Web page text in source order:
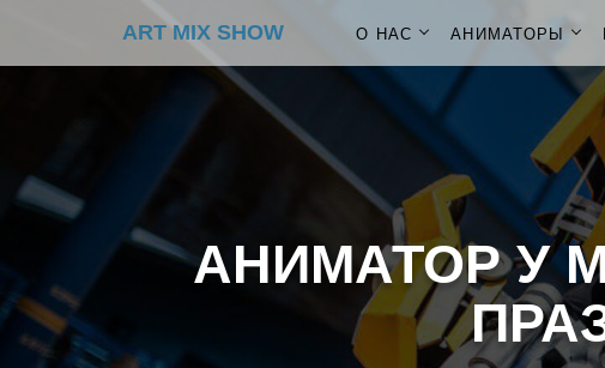
ART MIX SHOW О НАС АНИМАТОРЫ
АНИМАТОР У